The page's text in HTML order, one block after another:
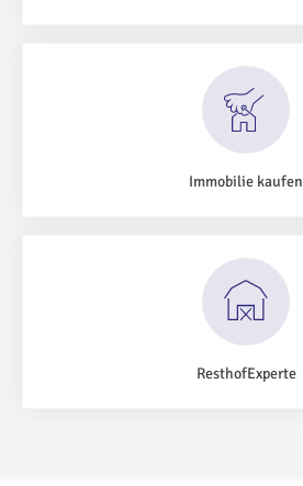
Immobilie kaufen
ResthofExperte